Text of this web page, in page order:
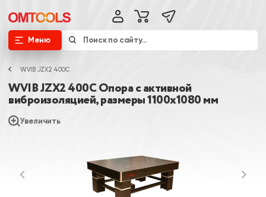
Меню
WVIB JZX2 400C
WVIB JZX2 400C Опора с активной
виброизоляцией, размеры 1100х1080 мм
Увеличить